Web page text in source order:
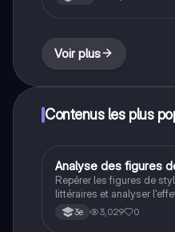
Voir plus
Contenus les plus
AFrançais
Analyse des figures
Repérer les figures de
littéraires et analyser
3e 3,029 0